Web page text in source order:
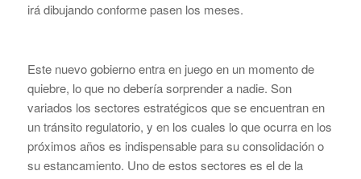
irá dibujando conforme pasen los meses.
Este nuevo gobierno entra en juego en un momento de
quiebre, lo que no debería sorprender a nadie. Son
variados los sectores estratégicos que se encuentran en
un tránsito regulatorio, y en los cuales lo que ocurra en los
próximos años es indispensable para su consolidación o
su estancamiento. Uno de estos sectores es el de la